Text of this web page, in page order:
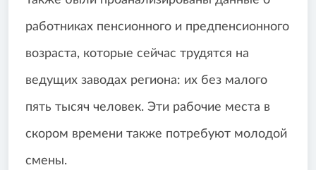
работниках пенсионного и предпенсионного
возраста, которые сейчас трудятся на
ведущих заводах региона: их без малого
пять тысяч человек. Эти рабочие места в
скором времени также потребуют молодой
смены.